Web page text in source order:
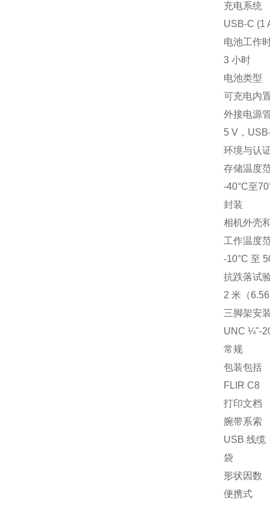
充电系统
USB-C (1
电池工作
3 小时
电池类型
可充电内
外接电源
5 V，
环境与认
存储温度
-40°C至
封装
相机外壳
工作温度
-10°C 至
抗跌落试
2 米（
三脚架安
UNC ¼"-
常规
包装包括
FLIR C8
打印文档
腕带系索
USB 线缆
袋
形状因数
便携式